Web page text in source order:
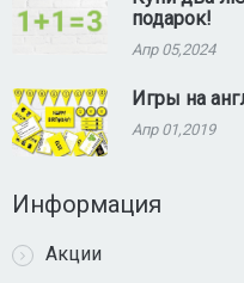
подарок!
Апр 05,2024
Игры на
Апр 01,2019
Информация
Акции